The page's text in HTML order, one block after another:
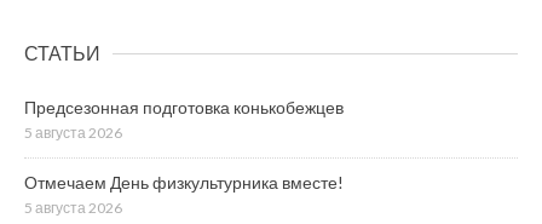
СТАТЬИ
Предсезонная подготовка конькобежцев
5 августа 2026
Отмечаем День физкультурника вместе!
5 августа 2026